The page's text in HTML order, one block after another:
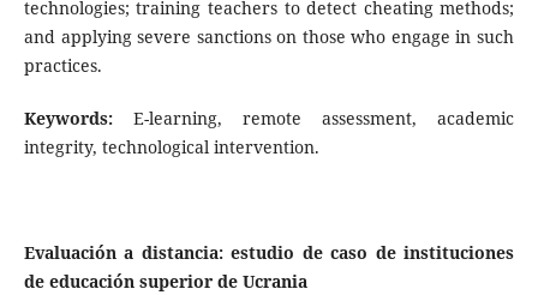
technologies; training teachers to detect cheating methods;
and applying severe sanctions on those who engage in such
practices.
Keywords: E-learning, remote assessment, academic
integrity, technological intervention.
Evaluación a distancia: estudio de caso de instituciones
de educación superior de Ucrania